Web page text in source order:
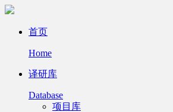
首页
Home
译研库
Database
项目库